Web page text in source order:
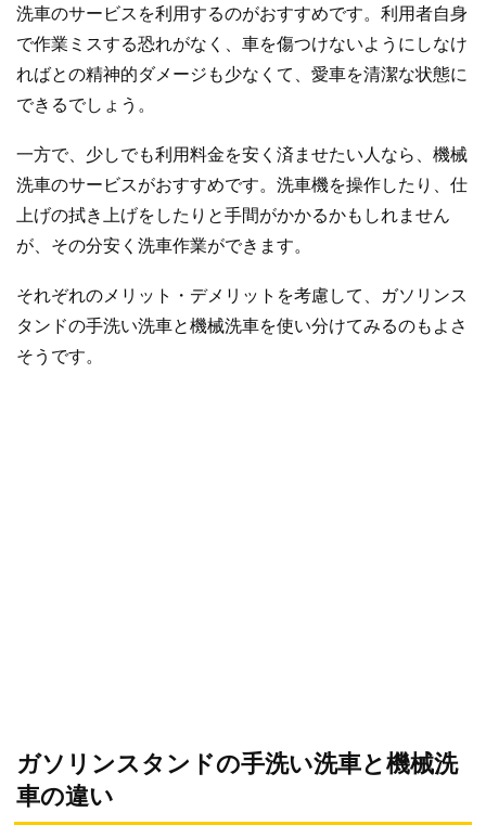
洗車のサービスを利用するのがおすすめです。利用者自身
で作業ミスする恐れがなく、車を傷つけないようにしなけ
ればとの精神的ダメージも少なくて、愛車を清潔な状態に
できるでしょう。
一方で、少しでも利用料金を安く済ませたい人なら、機械
洗車のサービスがおすすめです。洗車機を操作したり、仕
上げの拭き上げをしたりと手間がかかるかもしれません
が、その分安く洗車作業ができます。
それぞれのメリット・デメリットを考慮して、ガソリンス
タンドの手洗い洗車と機械洗車を使い分けてみるのもよさ
そうです。
ガソリンスタンドの手洗い洗車と機械洗
車の違い